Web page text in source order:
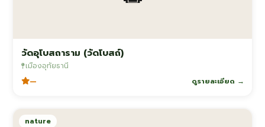
วัดอุโบสถาราม (วัดโบสถ์)
เมืองอุทัยธานี
— ดูรายละเอียด →
nature